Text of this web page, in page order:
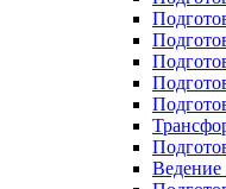
Ведение